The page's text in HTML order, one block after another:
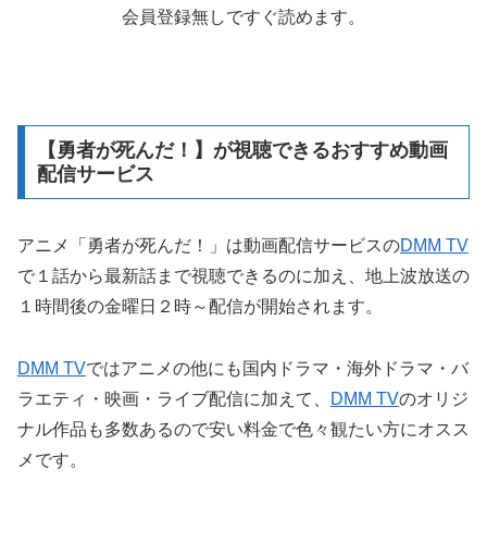
会員登録無しですぐ読めます。
【勇者が死んだ！】が視聴できるおすすめ動画
配信サービス
アニメ「勇者が死んだ！」は動画配信サービスのDMM TV
で１話から最新話まで視聴できるのに加え、地上波放送の
１時間後の金曜日２時～配信が開始されます。
DMM TVではアニメの他にも国内ドラマ・海外ドラマ・バ
ラエティ・映画・ライブ配信に加えて、
DMM TVのオリジ
ナル作品も多数あるので安い料金で色々観たい方にオスス
メです。